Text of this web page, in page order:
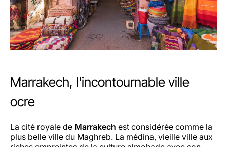
Marrakech, l'incontournable ville
ocre
La cité royale de Marrakech est considérée comme la
plus belle ville du Maghreb. La médina, vieille ville aux